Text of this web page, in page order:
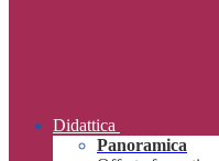
Didattica
Panoramica